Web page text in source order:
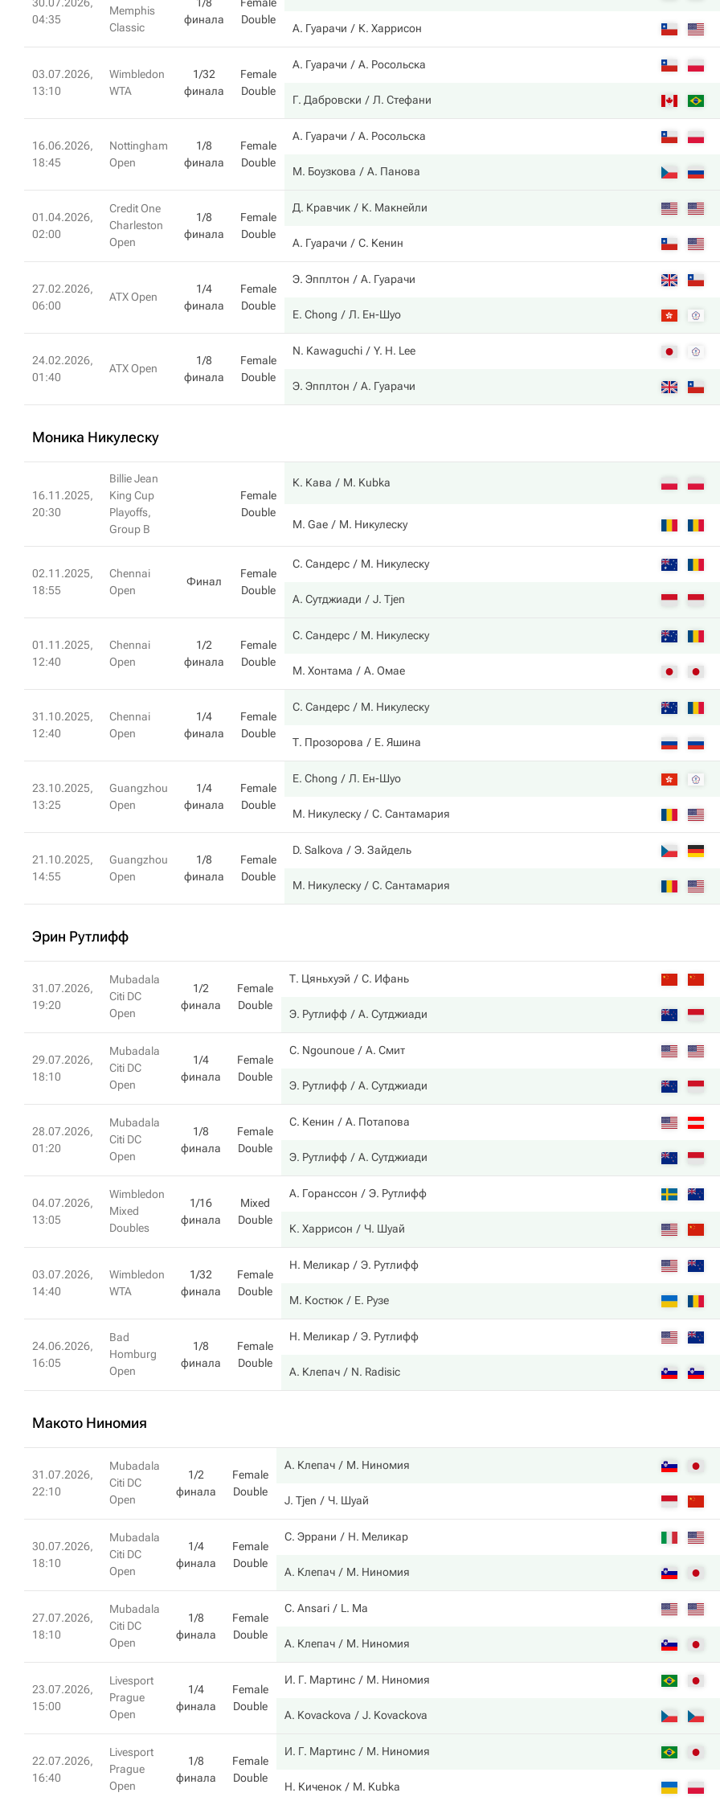
04:35
Memphis
Classic
финала
Double
А. Гуарачи К. Харрисон
03.07.2026,
13:10
Wimbledon
WTA
1/32
финала
Female
Double
А. Гуарачи А. Росольска
Г. Дабровски Л. Стефани
16.06.2026,
18:45
Nottingham
Open
1/8
финала
Female
Double
А. Гуарачи А. Росольска
М. Боузкова А. Панова
01.04.2026,
02:00
Credit One
Charleston
Open
1/8
финала
Female
Double
Д. Кравчик К. Макнейли
А. Гуарачи С. Кенин
27.02.2026,
06:00
ATX Open
1/4
финала
Female
Double
Э. Эпплтон А. Гуарачи
E. Chong Л. Ен-Шуо
24.02.2026,
01:40
ATX Open
1/8
финала
Female
Double
N. Kawaguchi Y. H. Lee
Э. Эпплтон А. Гуарачи
Моника Никулеску
16.11.2025,
20:30
Billie Jean
King Cup
Playoffs,
Group B
Female
Double
К. Кава M. Kubka
M. Gae М. Никулеску
02.11.2025,
18:55
Chennai
Open
Финал
Female
Double
С. Сандерс М. Никулеску
А. Сутджиади J. Tjen
01.11.2025,
12:40
Chennai
Open
1/2
финала
Female
Double
С. Сандерс М. Никулеску
М. Хонтама А. Омае
31.10.2025,
12:40
Chennai
Open
1/4
финала
Female
Double
С. Сандерс М. Никулеску
Т. Прозорова Е. Яшина
23.10.2025,
13:25
Guangzhou
Open
1/4
финала
Female
Double
E. Chong Л. Ен-Шуо
М. Никулеску С. Сантамария
21.10.2025,
14:55
Guangzhou
Open
1/8
финала
Female
Double
D. Salkova Э. Зайдель
М. Никулеску С. Сантамария
Эрин Рутлифф
31.07.2026,
19:20
Mubadala
Citi DC
Open
1/2
финала
Female
Double
Т. Цяньхуэй С. Ифань
Э. Рутлифф А. Сутджиади
29.07.2026,
18:10
Mubadala
Citi DC
Open
1/4
финала
Female
Double
C. Ngounoue А. Смит
Э. Рутлифф А. Сутджиади
28.07.2026,
01:20
Mubadala
Citi DC
Open
1/8
финала
Female
Double
С. Кенин А. Потапова
Э. Рутлифф А. Сутджиади
04.07.2026,
13:05
Wimbledon
Mixed
Doubles
1/16
финала
Mixed
Double
А. Горанссон Э. Рутлифф
К. Харрисон Ч. Шуай
03.07.2026,
14:40
Wimbledon
WTA
1/32
финала
Female
Double
Н. Меликар Э. Рутлифф
М. Костюк Е. Рузе
24.06.2026,
16:05
Bad
Homburg
Open
1/8
финала
Female
Double
Н. Меликар Э. Рутлифф
А. Клепач N. Radisic
Макото Ниномия
31.07.2026,
22:10
Mubadala
Citi DC
Open
1/2
финала
Female
Double
А. Клепач М. Ниномия
J. Tjen Ч. Шуай
30.07.2026,
18:10
Mubadala
Citi DC
Open
1/4
финала
Female
Double
С. Эррани Н. Меликар
А. Клепач М. Ниномия
27.07.2026,
18:10
Mubadala
Citi DC
Open
1/8
финала
Female
Double
C. Ansari L. Ma
А. Клепач М. Ниномия
23.07.2026,
15:00
Livesport
Prague
Open
1/4
финала
Female
Double
И. Г. Мартинс М. Ниномия
A. Kovackova J. Kovackova
22.07.2026,
16:40
Livesport
Prague
Open
1/8
финала
Female
Double
И. Г. Мартинс М. Ниномия
Н. Киченок M. Kubka